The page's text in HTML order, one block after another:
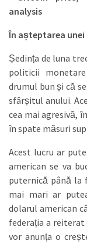
În așteptarea
Ședința de luna
politicii
drumul bun și că
sfârșitul anului.
cea mai agresivă,
în spate măsuri
Acest lucru ar
american se va
puternică până la
mai mari ar
dolarul american
federația a reiterat
vor anunța o